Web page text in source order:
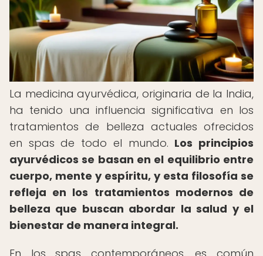
La medicina ayurvédica, originaria de la India,
ha tenido una influencia significativa en los
tratamientos de belleza actuales ofrecidos
en spas de todo el mundo. Los principios
ayurvédicos se basan en el equilibrio entre
cuerpo, mente y espíritu, y esta filosofía se
refleja en los tratamientos modernos de
belleza que buscan abordar la salud y el
bienestar de manera integral.